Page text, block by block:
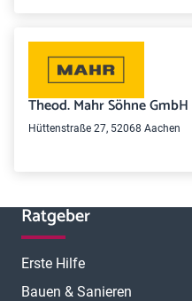
Theod. Mahr Söhne GmbH
Hüttenstraße 27, 52068 Aachen
Ratgeber
Erste Hilfe
Bauen & Sanieren